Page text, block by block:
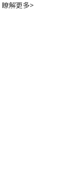
瞭解更多>